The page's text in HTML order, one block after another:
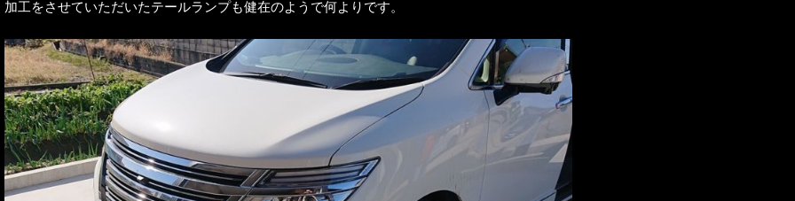
加工をさせていただいたテールランプも健在のようで何よりです。